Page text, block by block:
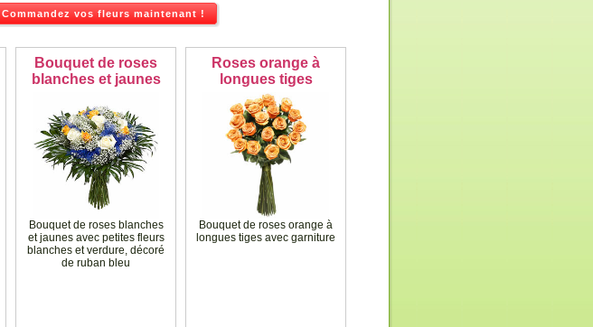
Commandez vos fleurs maintenant !
Bouquet de roses
blanches et jaunes
Bouquet de roses blanches
et jaunes avec petites fleurs
blanches et verdure, décoré
de ruban bleu
Roses orange à
longues tiges
Bouquet de roses orange à
longues tiges avec garniture